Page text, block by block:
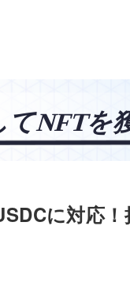
に対応！